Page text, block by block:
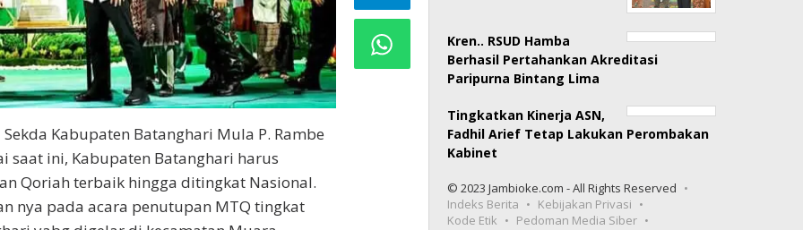
Sekda Kabupaten Batanghari Mula P. Rambe
saat ini, Kabupaten Batanghari harus
Qoriah terbaik hingga ditingkat Nasional.
nya pada acara penutupan MTQ tingkat
Kren.. RSUD Hamba
Berhasil Pertahankan Akreditasi
Paripurna Bintang Lima
Tingkatkan Kinerja ASN,
Fadhil Arief Tetap Lakukan Perombakan
Kabinet
© 2023 Jambioke.com - All Rights Reserved
Indeks Berita
Kebijakan Privasi
Kode Etik
Pedoman Media Siber